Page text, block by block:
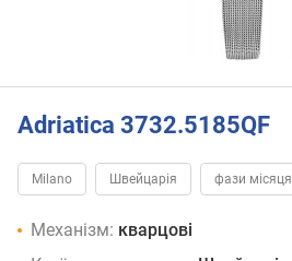
Adriatica 3732.5185QF
Milano Швейцарія фази місяця
Механізм: кварцові